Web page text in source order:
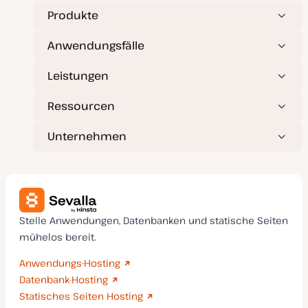
Produkte
Anwendungsfälle
Leistungen
Ressourcen
Unternehmen
Stelle Anwendungen, Datenbanken und statische Seiten
mühelos bereit.
Anwendungs-Hosting
Datenbank-Hosting
Statisches Seiten Hosting